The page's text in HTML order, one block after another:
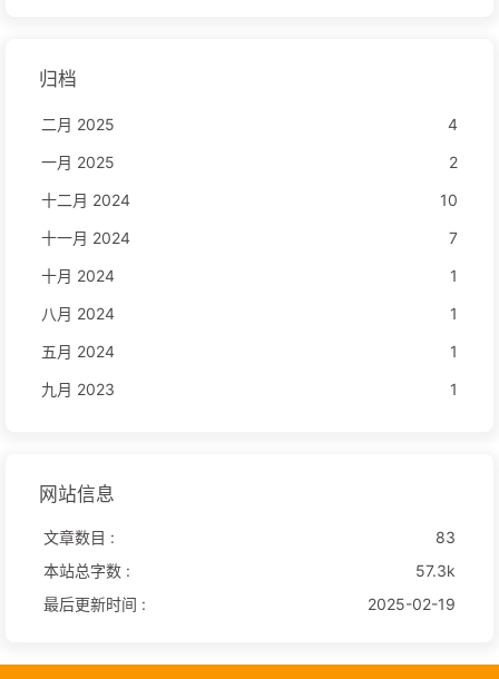
归档
二月 2025
4
一月 2025
2
十二月 2024
10
十一月 2024
7
十月 2024
1
八月 2024
1
五月 2024
1
九月 2023
1
网站信息
文章数目 :
83
本站总字数 :
57.3k
最后更新时间 :
2025-02-19